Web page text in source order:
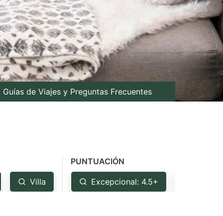
Guías de Viajes y Preguntas Frecuentes
Villa
PUNTUACIÓN
Excepcional: 4.5+